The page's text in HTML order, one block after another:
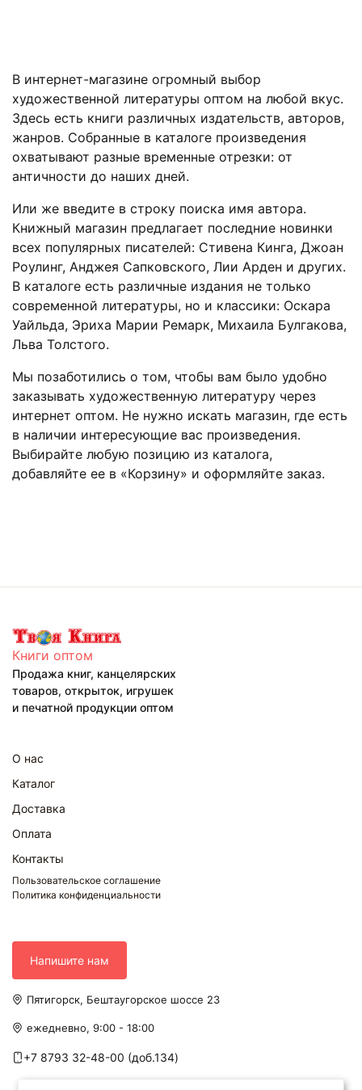
В интернет-магазине огромный выбор
художественной литературы оптом на любой вкус.
Здесь есть книги различных издательств, авторов,
жанров. Собранные в каталоге произведения
охватывают разные временные отрезки: от
античности до наших дней.
Или же введите в строку поиска имя автора.
Книжный магазин предлагает последние новинки
всех популярных писателей: Стивена Кинга, Джоан
Роулинг, Анджея Сапковского, Лии Арден и других.
В каталоге есть различные издания не только
современной литературы, но и классики: Оскара
Уайльда, Эриха Марии Ремарк, Михаила Булгакова,
Льва Толстого.
Мы позаботились о том, чтобы вам было удобно
заказывать художественную литературу через
интернет оптом. Не нужно искать магазин, где есть
в наличии интересующие вас произведения.
Выбирайте любую позицию из каталога,
добавляйте ее в «Корзину» и оформляйте заказ.
Книги оптом
Продажа книг, канцелярских
товаров, открыток, игрушек
и печатной продукции оптом
О нас
Каталог
Доставка
Оплата
Контакты
Пользовательское соглашение
Политика конфиденциальности
Напишите нам
Пятигорск, Бештаугорское шоссе 23
ежедневно, 9:00 - 18:00
+7 8793 32-48-00 (доб.134)